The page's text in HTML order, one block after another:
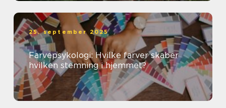
25. september 2025
Farvepsykologi: Hvilke farver skaber
hvilken stemning i hjemmet?